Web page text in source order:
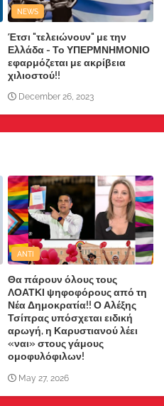
NEWS
Έτσι "τελειώνουν" με την
Ελλάδα - Το ΥΠΕΡΜΝΗΜΟΝΙΟ
εφαρμόζεται με ακρίβεια
χιλιοστού!!
December 26, 2023
ANTI
Θα πάρουν όλους τους
ΛΟΑΤΚΙ ψηφοφόρους από τη
Νέα Δημοκρατία!! Ο Αλέξης
Τσίπρας υπόσχεται ειδική
αρωγή, η Καρυστιανού λέει
«ναι» στους γάμους
ομοφυλόφιλων!
May 27, 2026